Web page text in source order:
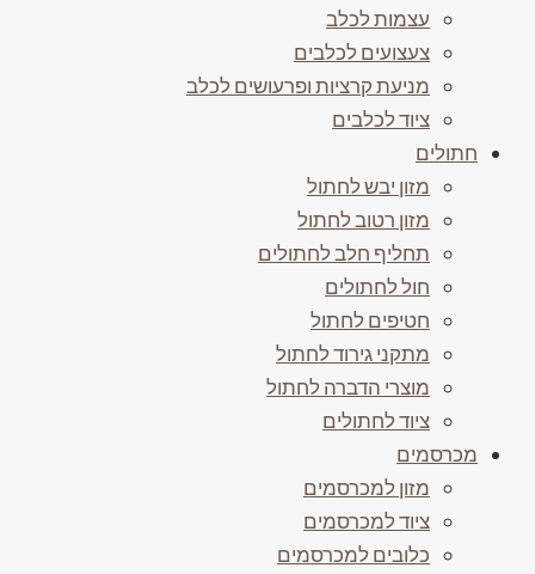
עצמות לכלב
צעצועים לכלבים
מניעת קרציות ופרעושים לכלב
ציוד לכלבים
חתולים
מזון יבש לחתול
מזון רטוב לחתול
תחליף חלב לחתולים
חול לחתולים
חטיפים לחתול
מתקני גירוד לחתול
מוצרי הדברה לחתול
ציוד לחתולים
מכרסמים
מזון למכרסמים
ציוד למכרסמים
כלובים למכרסמים